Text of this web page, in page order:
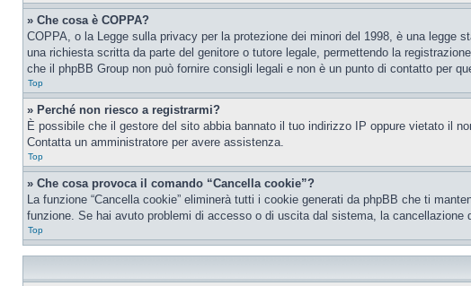
» Che cosa è COPPA?
COPPA, o la Legge sulla privacy per la protezione dei minori del 1998, è una legge
una richiesta scritta da parte del genitore o tutore legale, permettendo la
che il phpBB Group non può fornire consigli legali e non è un punto di contatto per
Top
» Perché non riesco a registrarmi?
È possibile che il gestore del sito abbia bannato il tuo indirizzo IP oppure vietato il
Contatta un amministratore per avere assistenza.
Top
» Che cosa provoca il comando “Cancella cookie”?
La funzione “Cancella cookie” eliminerà tutti i cookie generati da phpBB che ti
funzione. Se hai avuto problemi di accesso o di uscita dal sistema, la cancellazione
Top